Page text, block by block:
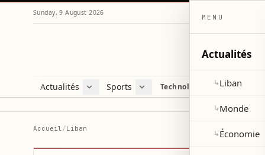
Sunday, 9 August 2026
Actualités
Liban
Sports
Football
Technologie et sciences
Accueil/Liban
MENU
Actualités
↳Liban
↳Monde
↳Économie